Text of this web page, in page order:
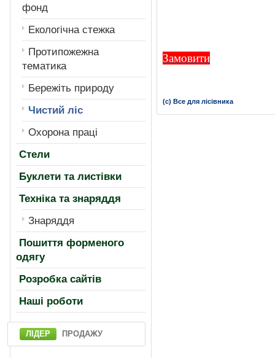
Замовити
(с) Все для лісівника
фонд
Екологiчна стежка
Протипожежна
тематика
Бережiть природу
Чистий лiс
Охорона працi
Стели
Буклети та листівки
Техніка та знаряддя
Знаряддя
Пошиття форменого
одягу
Розробка сайтів
Нашi роботи
ЛІДЕР ПРОДАЖУ